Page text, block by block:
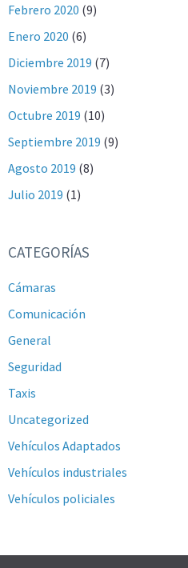
Febrero 2020 (9)
Enero 2020 (6)
Diciembre 2019 (7)
Noviembre 2019 (3)
Octubre 2019 (10)
Septiembre 2019 (9)
Agosto 2019 (8)
Julio 2019 (1)
CATEGORÍAS
Cámaras
Comunicación
General
Seguridad
Taxis
Uncategorized
Vehículos Adaptados
Vehículos industriales
Vehículos policiales